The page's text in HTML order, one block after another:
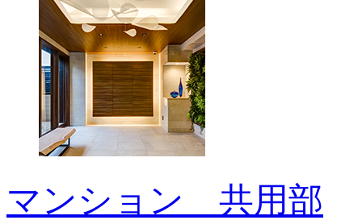
マンション 共用部